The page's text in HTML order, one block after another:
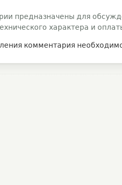
предназначены для
характера и
комментария